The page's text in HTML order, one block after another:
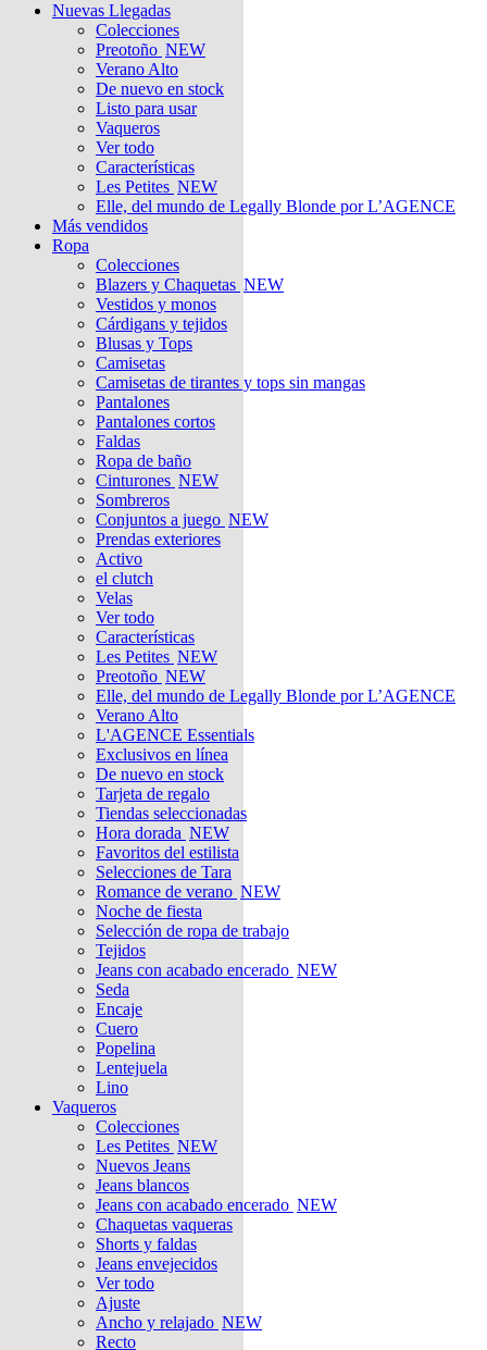
Nuevas Llegadas
Colecciones
Preotoño NEW
Verano Alto
De nuevo en stock
Listo para usar
Vaqueros
Ver todo
Características
Les Petites NEW
Elle, del mundo de Legally Blonde por L’AGENCE
Más vendidos
Ropa
Colecciones
Blazers y Chaquetas NEW
Vestidos y monos
Cárdigans y tejidos
Blusas y Tops
Camisetas
Camisetas de tirantes y tops sin mangas
Pantalones
Pantalones cortos
Faldas
Ropa de baño
Cinturones NEW
Sombreros
Conjuntos a juego NEW
Prendas exteriores
Activo
el clutch
Velas
Ver todo
Características
Les Petites NEW
Preotoño NEW
Elle, del mundo de Legally Blonde por L’AGENCE
Verano Alto
L'AGENCE Essentials
Exclusivos en línea
De nuevo en stock
Tarjeta de regalo
Tiendas seleccionadas
Hora dorada NEW
Favoritos del estilista
Selecciones de Tara
Romance de verano NEW
Noche de fiesta
Selección de ropa de trabajo
Tejidos
Jeans con acabado encerado NEW
Seda
Encaje
Cuero
Popelina
Lentejuela
Lino
Vaqueros
Colecciones
Les Petites NEW
Nuevos Jeans
Jeans blancos
Jeans con acabado encerado NEW
Chaquetas vaqueras
Shorts y faldas
Jeans envejecidos
Ver todo
Ajuste
Ancho y relajado NEW
Recto